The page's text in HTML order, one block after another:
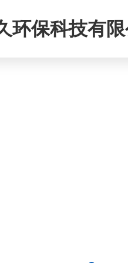
环保科技有